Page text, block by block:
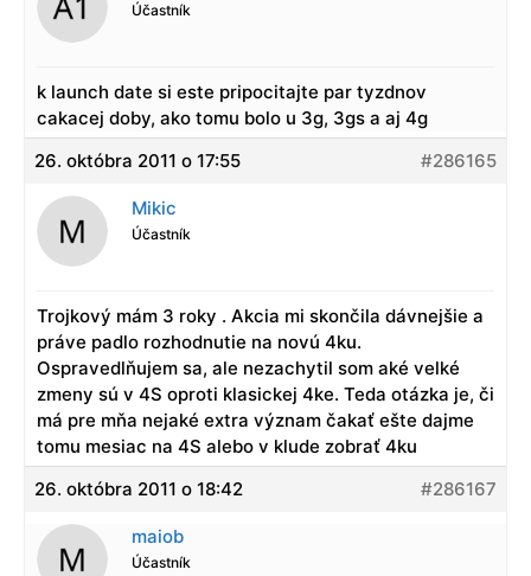
Účastník
k launch date si este pripocitajte par tyzdnov
cakacej doby, ako tomu bolo u 3g, 3gs a aj 4g
26. októbra 2011 o 17:55
#286165
Mikic
Účastník
Trojkový mám 3 roky . Akcia mi skončila dávnejšie a
práve padlo rozhodnutie na novú 4ku.
Ospravedlňujem sa, ale nezachytil som aké velké
zmeny sú v 4S oproti klasickej 4ke. Teda otázka je, či
má pre mňa nejaké extra význam čakať ešte dajme
tomu mesiac na 4S alebo v klude zobrať 4ku
26. októbra 2011 o 18:42
#286167
maiob
Účastník